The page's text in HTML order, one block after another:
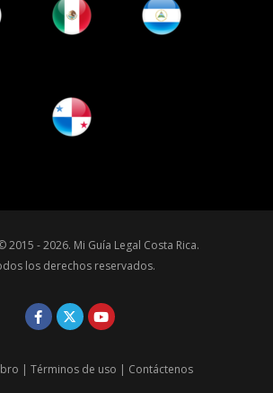
2015 - 2026. Mi Guía Legal Costa Rica.
los derechos reservados.
| Términos de uso | Contáctenos